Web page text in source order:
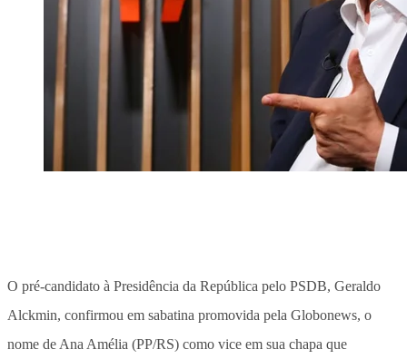
O pré-candidato à Presidência da República pelo PSDB, Geraldo
Alckmin, confirmou em sabatina promovida pela Globonews, o
nome de Ana Amélia (PP/RS) como vice em sua chapa que